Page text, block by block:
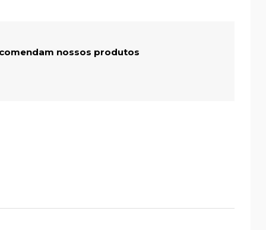
nossos produtos